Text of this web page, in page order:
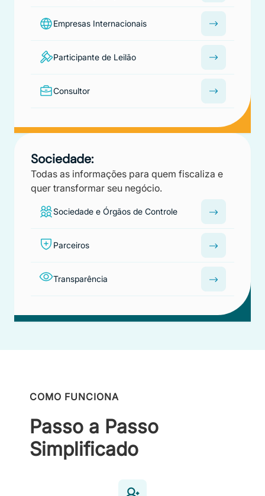
Empresas Internacionais
Participante de Leilão
Consultor
Sociedade:
Todas as informações para quem fiscaliza e
quer transformar seu negócio.
Sociedade e Órgãos de Controle
Parceiros
Transparência
COMO FUNCIONA
Passo a Passo
Simplificado